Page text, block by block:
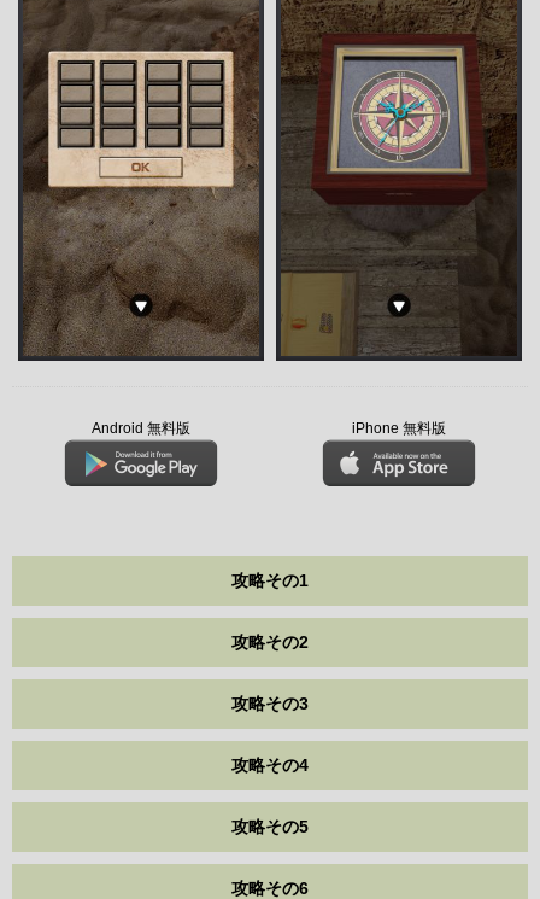
Android 無料版 iPhone 無料版
攻略その1
攻略その2
攻略その3
攻略その4
攻略その5
攻略その6